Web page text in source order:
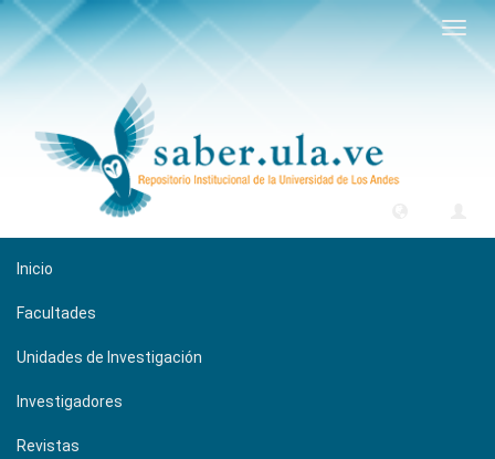
Inicio
Facultades
Unidades de Investigación
Investigadores
Revistas